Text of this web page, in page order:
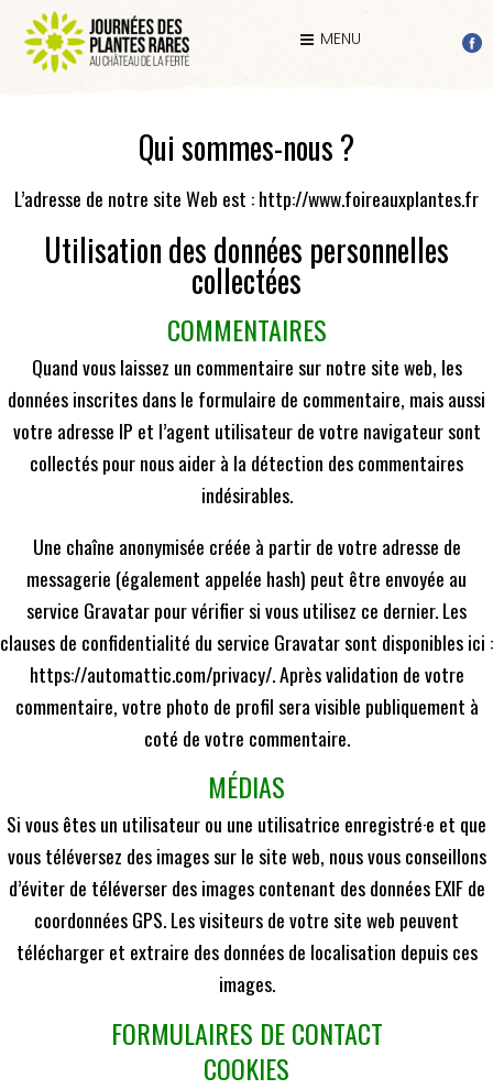
MENU
Qui sommes-nous ?
L’adresse de notre site Web est : http://www.foireauxplantes.fr
Utilisation des données personnelles
collectées
COMMENTAIRES
Quand vous laissez un commentaire sur notre site web, les
données inscrites dans le formulaire de commentaire, mais aussi
votre adresse IP et l’agent utilisateur de votre navigateur sont
collectés pour nous aider à la détection des commentaires
indésirables.
Une chaîne anonymisée créée à partir de votre adresse de
messagerie (également appelée hash) peut être envoyée au
service Gravatar pour vérifier si vous utilisez ce dernier. Les
clauses de confidentialité du service Gravatar sont disponibles ici :
https://automattic.com/privacy/. Après validation de votre
commentaire, votre photo de profil sera visible publiquement à
coté de votre commentaire.
MÉDIAS
Si vous êtes un utilisateur ou une utilisatrice enregistré·e et que
vous téléversez des images sur le site web, nous vous conseillons
d’éviter de téléverser des images contenant des données EXIF de
coordonnées GPS. Les visiteurs de votre site web peuvent
télécharger et extraire des données de localisation depuis ces
images.
FORMULAIRES DE CONTACT
COOKIES